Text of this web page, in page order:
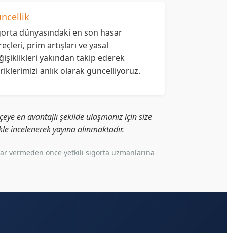
dünyasındaki en son hasar
prim artışları ve yasal
yakından takip ederek
anlık olarak güncelliyoruz.
en avantajlı şekilde ulaşmanız için size
incelenerek yayına alınmaktadır.
vermeden önce yetkili sigorta uzmanlarına